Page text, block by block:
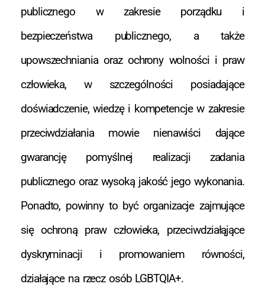
publicznego w zakresie porządku i
bezpieczeństwa publicznego, a także
upowszechniania oraz ochrony wolności i praw
człowieka, w szczególności posiadające
doświadczenie, wiedzę i kompetencje w zakresie
przeciwdziałania mowie nienawiści dające
gwarancję pomyślnej realizacji zadania
publicznego oraz wysoką jakość jego wykonania.
Ponadto, powinny to być organizacje zajmujące
się ochroną praw człowieka, przeciwdziałąjące
dyskryminacji i promowaniem równości,
działające na rzecz osób LGBTQIA+.